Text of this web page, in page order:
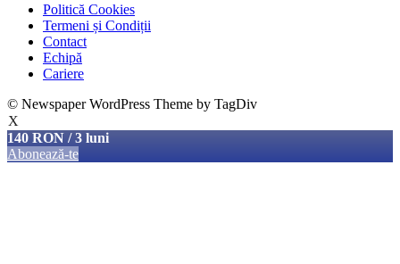
Politică Cookies
Termeni și Condiții
Contact
Echipă
Cariere
© Newspaper WordPress Theme by TagDiv
X
140 RON / 3 luni
Abonează-te